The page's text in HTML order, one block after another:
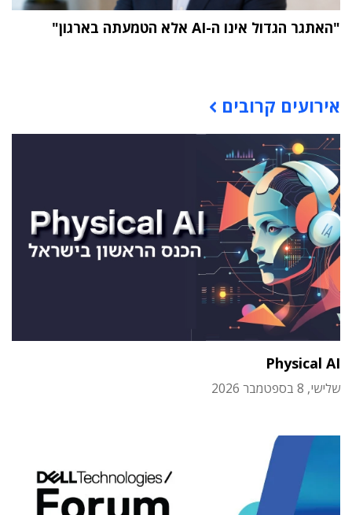
"האתגר הגדול אינו ה-AI אלא הטמעתה בארגון"
אירועים קרובים
Physical AI
שלישי, 8 בספטמבר 2026